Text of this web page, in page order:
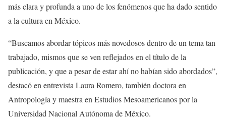
más clara y profunda a uno de los fenómenos que ha dado sentido
a la cultura en México.
“Buscamos abordar tópicos más novedosos dentro de un tema tan
trabajado, mismos que se ven reflejados en el título de la
publicación, y que a pesar de estar ahí no habían sido abordados”,
destacó en entrevista Laura Romero, también doctora en
Antropología y maestra en Estudios Mesoamericanos por la
Universidad Nacional Autónoma de México.